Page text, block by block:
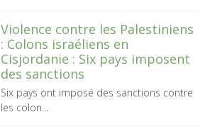
Violence contre les Palestiniens
: Colons israéliens en
Cisjordanie : Six pays imposent
des sanctions
Six pays ont imposé des sanctions contre
les colon...